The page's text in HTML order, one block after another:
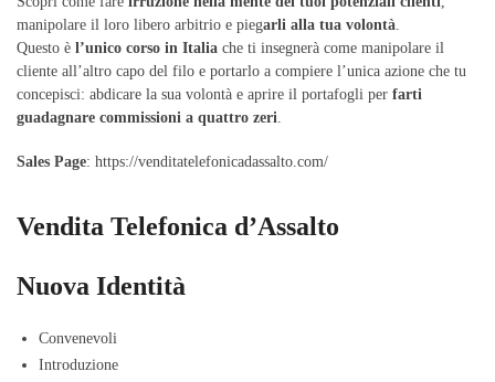
manipolare il loro libero arbitrio e piegarli alla tua volontà
Questo è l’unico corso in Italia che ti insegnerà come manipolare il
cliente all’altro capo del filo e portarlo a compiere l’unica azione che tu
concepisci: abdicare la sua volontà e aprire il portafogli per farti
guadagnare commissioni a quattro zeri
Sales Page: https://venditatelefonicadassalto.com/
Vendita Telefonica d’Assalto
Nuova Identità
Convenevoli
Introduzione